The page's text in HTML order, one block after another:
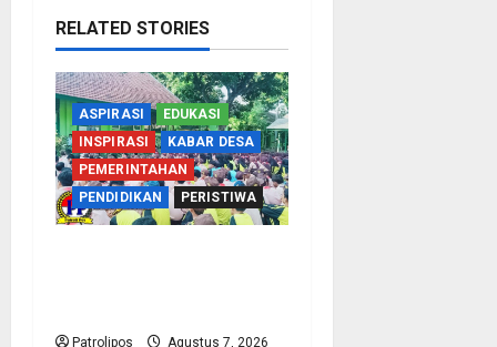
RELATED STORIES
ASPIRASI
EDUKASI
INSPIRASI
KABAR DESA
PEMERINTAHAN
PENDIDIKAN
PERISTIWA
Patrolipos
Agustus 7, 2026